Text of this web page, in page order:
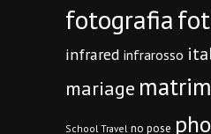
fotografia
infrared infrarosso
mariage
School Travel no pose